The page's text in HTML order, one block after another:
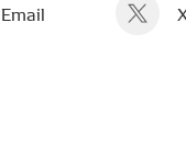
Email